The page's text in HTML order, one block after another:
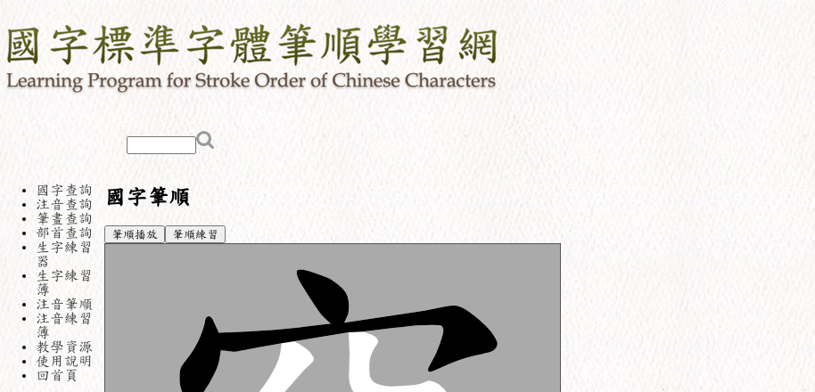
國字查詢
注音查詢
筆畫查詢
部首查詢
生字練習
器
生字練習
簿
注音筆順
注音練習
簿
教學資源
使用說明
回首頁
國字筆順
筆順播放 筆順練習